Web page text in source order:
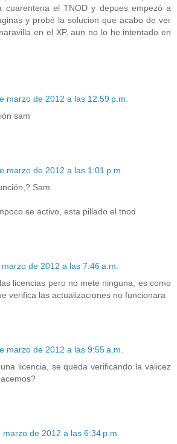
cuarentena el TNOD y depues empezó a
y probé la solucion que acabo de ver
en el XP, aun no lo he intentado en
marzo de 2012 a las 12:59 p.m.
sam
marzo de 2012 a las 1:01 p.m.
Sam
se activo, esta pillado el tnod
de 2012 a las 7:46 a.m.
licencias pero no mete ninguna, es como
verifica las actualizaciones no funcionara
marzo de 2012 a las 9:55 a.m.
licencia, se queda verificando la valicez
marzo de 2012 a las 6:34 p.m.